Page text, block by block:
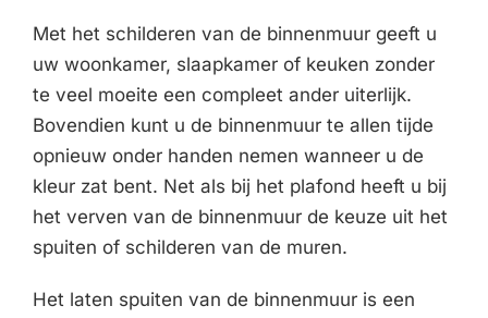
Met het schilderen van de binnenmuur geeft u
uw woonkamer, slaapkamer of keuken zonder
te veel moeite een compleet ander uiterlijk.
Bovendien kunt u de binnenmuur te allen tijde
opnieuw onder handen nemen wanneer u de
kleur zat bent. Net als bij het plafond heeft u bij
het verven van de binnenmuur de keuze uit het
spuiten of schilderen van de muren.
Het laten spuiten van de binnenmuur is een